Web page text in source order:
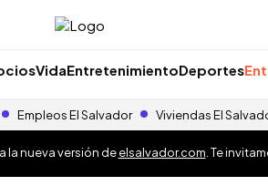
VidaEntretenimientoDeportes
Empleos El Salvador Viviendas El
la nueva versión deelsalvador.com . Te